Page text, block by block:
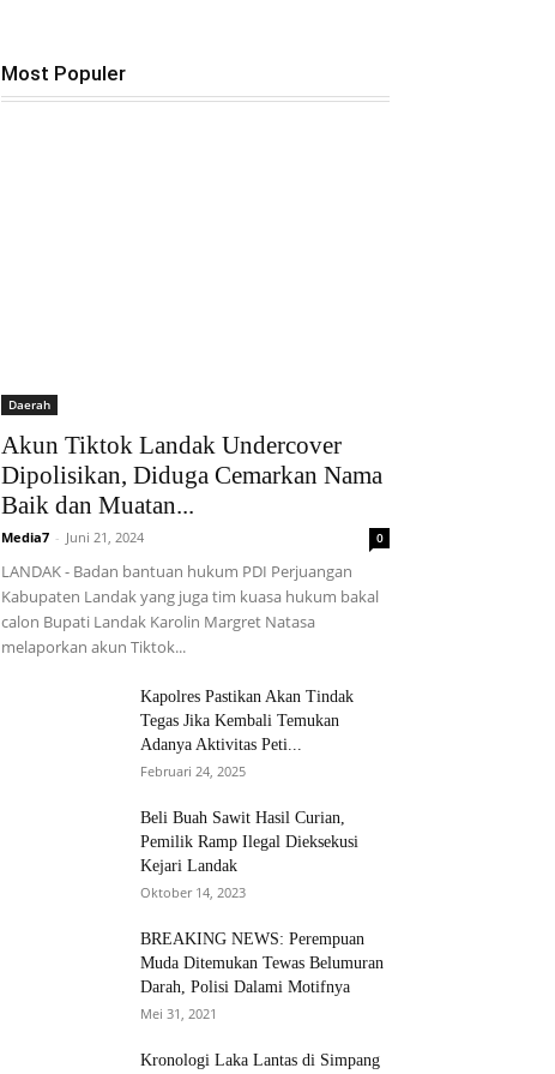
Most Populer
Daerah
Akun Tiktok Landak Undercover
Dipolisikan, Diduga Cemarkan Nama
Baik dan Muatan...
Media7 - Juni 21, 2024 0
LANDAK - Badan bantuan hukum PDI Perjuangan
Kabupaten Landak yang juga tim kuasa hukum bakal
calon Bupati Landak Karolin Margret Natasa
melaporkan akun Tiktok...
Kapolres Pastikan Akan Tindak
Tegas Jika Kembali Temukan
Adanya Aktivitas Peti...
Februari 24, 2025
Beli Buah Sawit Hasil Curian,
Pemilik Ramp Ilegal Dieksekusi
Kejari Landak
Oktober 14, 2023
BREAKING NEWS: Perempuan
Muda Ditemukan Tewas Belumuran
Darah, Polisi Dalami Motifnya
Mei 31, 2021
Kronologi Laka Lantas di Simpang